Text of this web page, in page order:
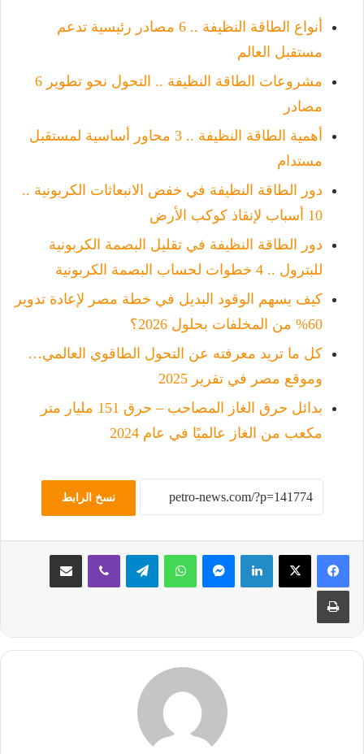
أنواع الطاقة النظيفة .. 6 مصادر رئيسية تدعم
مستقبل العالم
مشروعات الطاقة النظيفة .. التحول نحو تطوير 6
مصادر
أهمية الطاقة النظيفة .. 3 محاور أساسية لمستقبل
مستدام
دور الطاقة النظيفة في خفض الانبعاثات الكربونية ..
10 أسباب لإنقاذ كوكب الأرض
دور الطاقة النظيفة في تقليل البصمة الكربونية
للبترول .. 4 خطوات لحساب البصمة الكربونية
كيف يسهم الوقود البديل في خطة مصر لإعادة تدوير
60% من المخلفات بحلول 2026؟
كل ما تريد معرفته عن التحول الطاقوي العالمي…
وموقع مصر في تقرير 2025
بدائل حرق الغاز المصاحب – حرق 151 مليار متر
مكعب من الغاز عالميًا في عام 2024
نسخ الرابط
لينكدإن ماسنجر واتساب تيلقرام ڤايبر مشاركة عبر البريد
طباعة